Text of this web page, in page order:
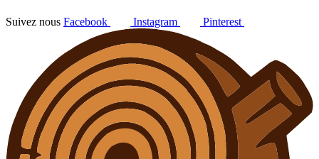
Suivez nous Facebook Instagram Pinterest